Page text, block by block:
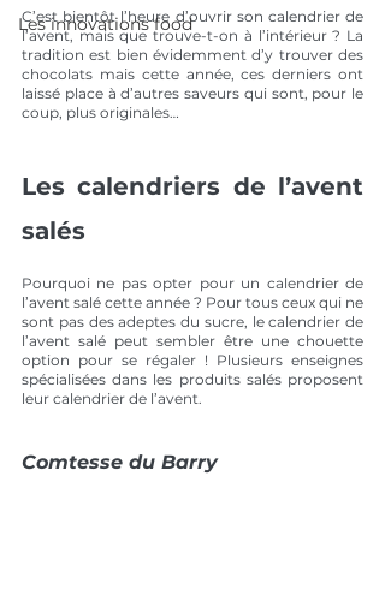
Les innovations food
C’est bientôt l’heure d’ouvrir son calendrier de
l’avent, mais que trouve-t-on à l’intérieur ? La
tradition est bien évidemment d’y trouver des
chocolats mais cette année, ces derniers ont
laissé place à d’autres saveurs qui sont, pour le
coup, plus originales…
Les calendriers de l’avent
salés
Pourquoi ne pas opter pour un calendrier de
l’avent salé cette année ? Pour tous ceux qui ne
sont pas des adeptes du sucre, le calendrier de
l’avent salé peut sembler être une chouette
option pour se régaler ! Plusieurs enseignes
spécialisées dans les produits salés proposent
leur calendrier de l’avent.
Comtesse du Barry